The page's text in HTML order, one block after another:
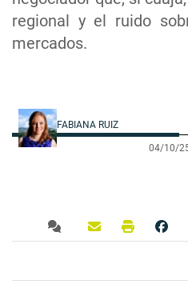
regional y el ruido
mercados.
FABIANA RUIZ
04/10/